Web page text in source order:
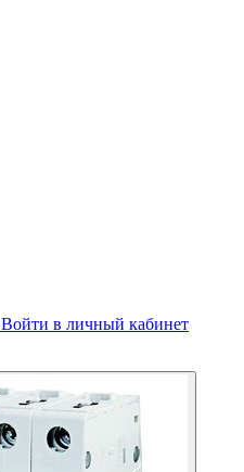
Войти в личный кабинет